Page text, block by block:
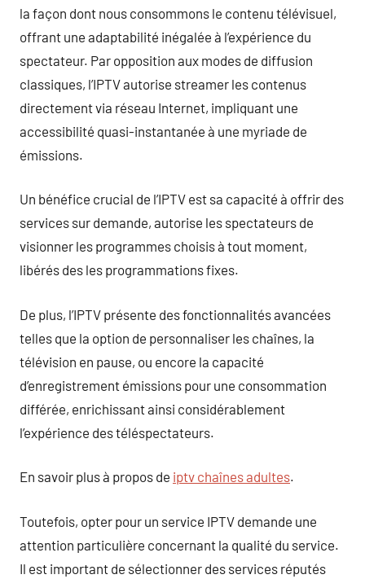
la façon dont nous consommons le contenu télévisuel,
offrant une adaptabilité inégalée à l’expérience du
spectateur. Par opposition aux modes de diffusion
classiques, l’IPTV autorise streamer les contenus
directement via réseau Internet, impliquant une
accessibilité quasi-instantanée à une myriade de
émissions.
Un bénéfice crucial de l’IPTV est sa capacité à offrir des
services sur demande, autorise les spectateurs de
visionner les programmes choisis à tout moment,
libérés des les programmations fixes.
De plus, l’IPTV présente des fonctionnalités avancées
telles que la option de personnaliser les chaînes, la
télévision en pause, ou encore la capacité
d’enregistrement émissions pour une consommation
différée, enrichissant ainsi considérablement
l’expérience des téléspectateurs.
En savoir plus à propos de iptv chaînes adultes.
Toutefois, opter pour un service IPTV demande une
attention particulière concernant la qualité du service.
Il est important de sélectionner des services réputés